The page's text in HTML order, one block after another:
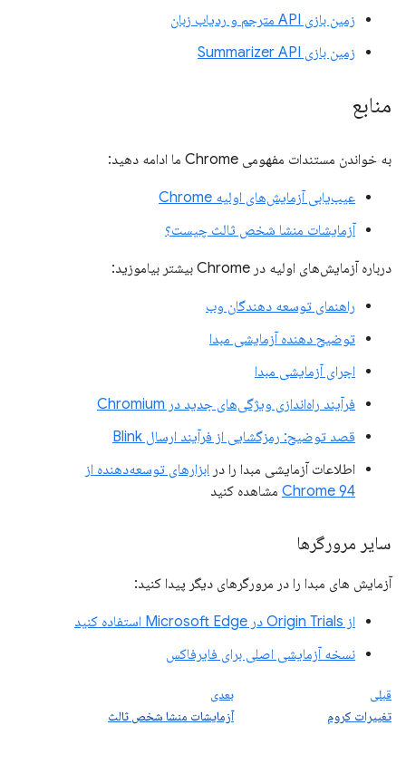
زمین بازی API مترجم و ردیاب زبان
زمین بازی Summarizer API
منابع
به خواندن مستندات مفهومی Chrome ما ادامه دهید:
عیب‌یابی آزمایش‌های اولیه Chrome
آزمایشات منشا شخص ثالث چیست؟
درباره آزمایش‌های اولیه در Chrome بیشتر بیاموزید:
راهنمای توسعه دهندگان وب
توضیح دهنده آزمایشی مبدا
اجرای آزمایشی مبدا
فرآیند راه‌اندازی ویژگی‌های جدید در Chromium
قصد توضیح: رمزگشایی از فرآیند ارسال Blink
اطلاعات آزمایشی مبدا را در ابزارهای توسعه‌دهنده از
Chrome 94 مشاهده کنید
سایر مرورگرها
آزمایش های مبدا را در مرورگرهای دیگر پیدا کنید:
از Origin Trials در Microsoft Edge استفاده کنید
نسخه آزمایشی اصلی برای فایرفاکس
قبلی
تغییرات کروم
بعدی
آزمایشات منشا شخص ثالث